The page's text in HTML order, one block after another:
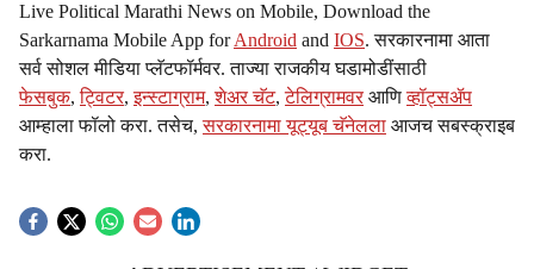
Live Political Marathi News on Mobile, Download the
Sarkarnama Mobile App forAndroid and IOS. सरकारनामा आता
सर्व सोशल मीडिया प्लॅटफॉर्मवर. ताज्या राजकीय घडामोडींसाठी
फेसबुक,ट्विटर,इन्स्टाग्राम,शेअर चॅट,टेलिग्रामवर आणिव्हॉट्सॲप
आम्हाला फॉलो करा. तसेच,सरकारनामा यूट्यूब चॅनेलला आजच सबस्क्राइब
करा.